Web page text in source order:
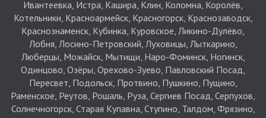
Ивантеевка, Истра, Кашира, Клин, Коломна, Королёв,
Котельники, Красноармейск, Красногорск, Краснозаводск,
Краснознаменск, Кубинка, Куровское, Ликино-Дулёво,
Лобня, Лосино-Петровский, Луховицы, Лыткарино,
Люберцы, Можайск, Мытищи, Наро-Фоминск, Ногинск,
Одинцово, Озёры, Орехово-Зуево, Павловский Посад,
Пересвет, Подольск, Протвино, Пушкино, Пущино,
Раменское, Реутов, Рошаль, Руза, Сергиев Посад, Серпухов,
Солнечногорск, Старая Купавна, Ступино, Талдом, Фрязино,